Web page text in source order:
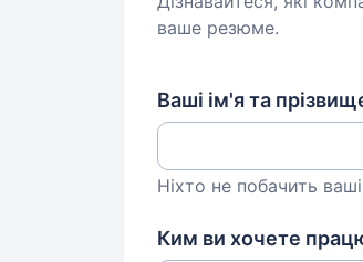
ваше резюме.
Ваші ім'я та
Ніхто не побачить
Ким ви хочете